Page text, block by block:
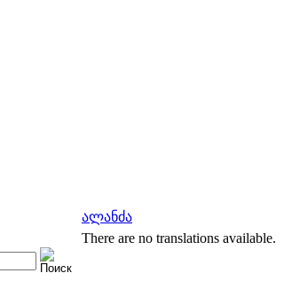
ალანძა
There are no translations available.